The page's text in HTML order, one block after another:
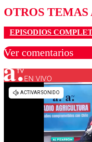
OTROS
EPISODIOS
Ver comentarios
Los comentarios
EN VIVO